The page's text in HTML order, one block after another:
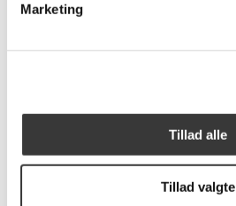
Marketing
Tillad alle
Tillad valgte
2.899,00 DKK
Flere
Lavpris